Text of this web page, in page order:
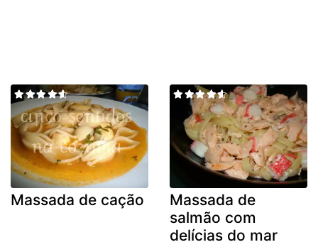
Massada de cação
Massada de
salmão com
delícias do mar